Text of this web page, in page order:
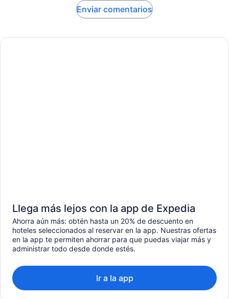
Enviar comentarios
Llega más lejos con la app de Expedia
Ahorra aún más: obtén hasta un 20% de descuento en
hoteles seleccionados al reservar en la app. Nuestras ofertas
en la app te permiten ahorrar para que puedas viajar más y
administrar todo desde donde estés.
Ir a la app